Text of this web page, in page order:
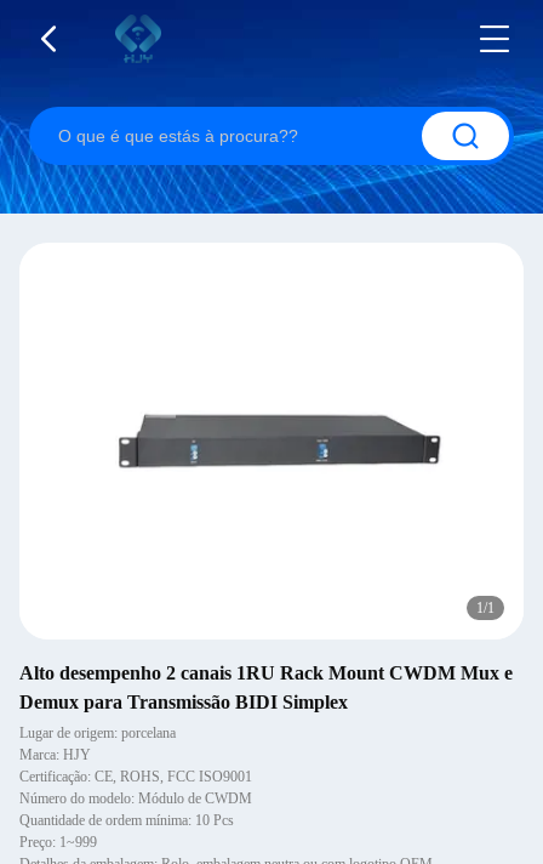
1/1
Alto desempenho 2 canais 1RU Rack Mount CWDM Mux e
Demux para Transmissão BIDI Simplex
Lugar de origem: porcelana
Marca: HJY
Certificação: CE, ROHS, FCC ISO9001
Número do modelo: Módulo de CWDM
Quantidade de ordem mínima: 10 Pcs
Preço: 1~999